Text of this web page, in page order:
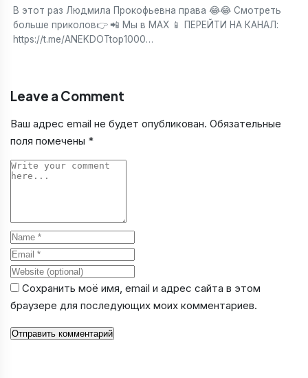
В этот раз Людмила Прокофьевна права 😂😂 Смотреть
больше приколов👉 📲 Мы в МАХ 📱 ПЕРЕЙТИ НА КАНАЛ:
https://t.me/ANEKDOTtop1000…
Leave a Comment
Ваш адрес email не будет опубликован. Обязательные
поля помечены *
Comment
Name
Email
Website
Сохранить моё имя, email и адрес сайта в этом
браузере для последующих моих комментариев.
Отправить комментарий